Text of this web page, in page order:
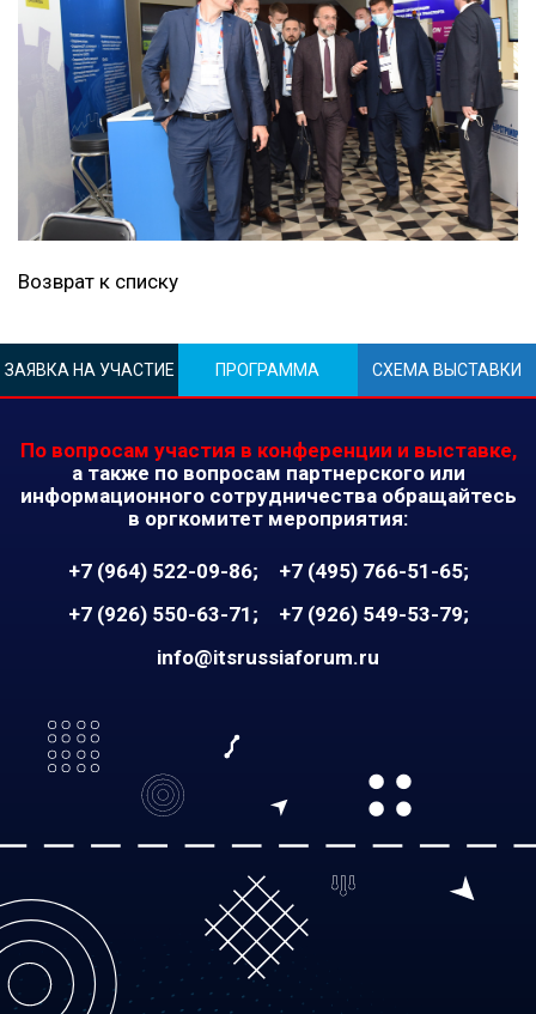
Возврат к списку
ПРОГРАММА
ЗАЯВКА НА УЧАСТИЕ СХЕМА ВЫСТАВКИ
По вопросам участия в конференции и выставке,
а также по вопросам партнерского или
информационного сотрудничества обращайтесь
в оргкомитет мероприятия:
+7 (964) 522-09-86
+7 (495) 766-51-65
+7 (926) 550-63-71
+7 (926) 549-53-79
info@itsrussiaforum.ru